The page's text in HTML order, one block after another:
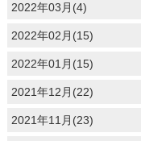
2022年03月(4)
2022年02月(15)
2022年01月(15)
2021年12月(22)
2021年11月(23)